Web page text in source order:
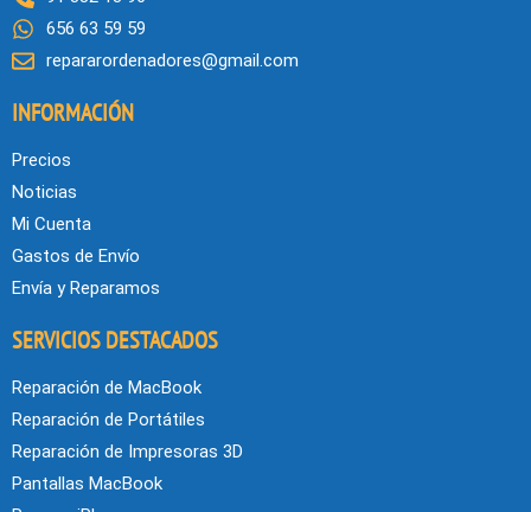
656 63 59 59
repararordenadores@gmail.com
INFORMACIÓN
Precios
Noticias
Mi Cuenta
Gastos de Envío
Envía y Reparamos
SERVICIOS DESTACADOS
Reparación de MacBook
Reparación de Portátiles
Reparación de Impresoras 3D
Pantallas MacBook